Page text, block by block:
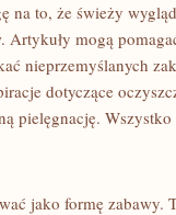
na to, że świeży
mogą
nieprzemyślanych
dotyczące
pielęgnację.
jako formę zabawy.